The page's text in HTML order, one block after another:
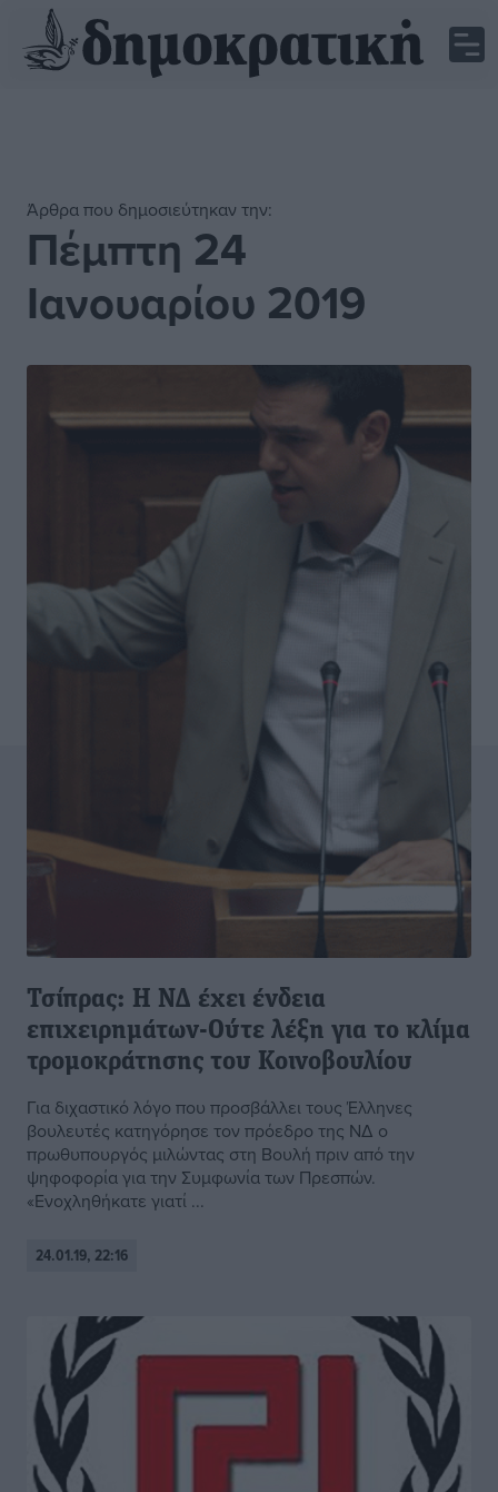
Άρθρα που δημοσιεύτηκαν την:
Πέμπτη 24
Ιανουαρίου 2019
Τσίπρας: Η ΝΔ έχει ένδεια
επιχειρημάτων-Ούτε λέξη για το κλίμα
τρομοκράτησης του Κοινοβουλίου
Για διχαστικό λόγο που προσβάλλει τους Έλληνες
βουλευτές κατηγόρησε τον πρόεδρο της ΝΔ ο
πρωθυπουργός μιλώντας στη Βουλή πριν από την
ψηφοφορία για την Συμφωνία των Πρεσπών.
«Ενοχληθήκατε γιατί ...
24.01.19, 22:16